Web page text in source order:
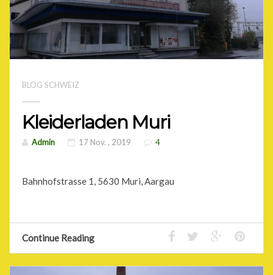
BLOG SCHWEIZ
Kleiderladen Muri
Admin 17 Nov. , 2019 4
Bahnhofstrasse 1, 5630 Muri, Aargau
Continue Reading